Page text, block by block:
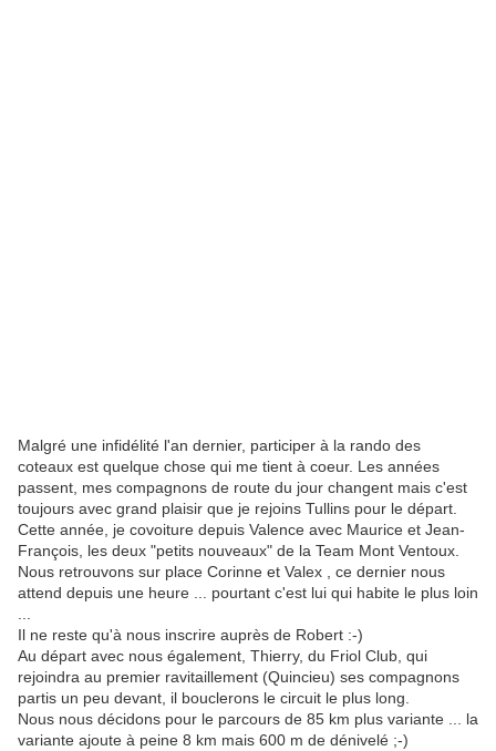
Malgré une infidélité l'an dernier, participer à la rando des
coteaux est quelque chose qui me tient à coeur. Les années
passent, mes compagnons de route du jour changent mais c'est
toujours avec grand plaisir que je rejoins Tullins pour le départ.
Cette année, je covoiture depuis Valence avec Maurice et Jean-
François, les deux "petits nouveaux" de la Team Mont Ventoux.
Nous retrouvons sur place Corinne et Valex , ce dernier nous
attend depuis une heure ... pourtant c'est lui qui habite le plus loin
Il ne reste qu'à nous inscrire auprès de Robert :-)
Au départ avec nous également, Thierry, du Friol Club, qui
rejoindra au premier ravitaillement (Quincieu) ses compagnons
partis un peu devant, il bouclerons le circuit le plus long.
Nous nous décidons pour le parcours de 85 km plus variante ... la
variante ajoute à peine 8 km mais 600 m de dénivelé ;-)